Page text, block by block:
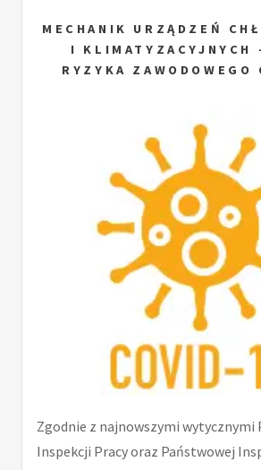
MECHANIK URZĄDZEŃ
I KLIMATYZACYJNYCH
RYZYKA ZAWODOWEGO
Zgodnie z najnowszymi wytycznymi
Inspekcji Pracy oraz Państwowej